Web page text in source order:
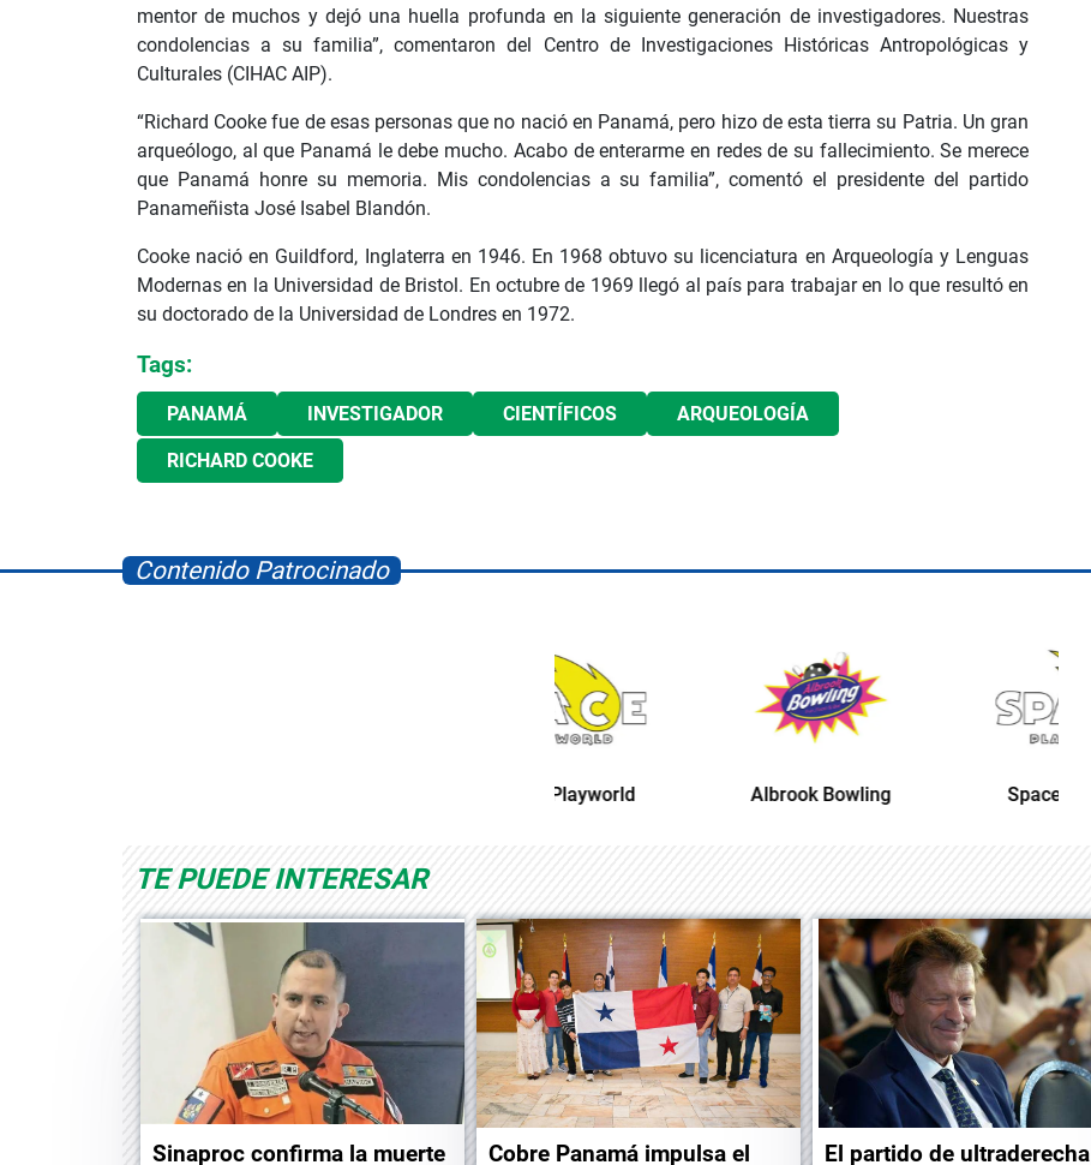
mentor de muchos y dejó una huella profunda en la siguiente generación de investigadores. Nuestras
condolencias a su familia”, comentaron del Centro de Investigaciones Históricas Antropológicas y
Culturales (CIHAC AIP).
“Richard Cooke fue de esas personas que no nació en Panamá, pero hizo de esta tierra su Patria. Un gran
arqueólogo, al que Panamá le debe mucho. Acabo de enterarme en redes de su fallecimiento. Se merece
que Panamá honre su memoria. Mis condolencias a su familia”, comentó el presidente del partido
Panameñista José Isabel Blandón.
Cooke nació en Guildford, Inglaterra en 1946. En 1968 obtuvo su licenciatura en Arqueología y Lenguas
Modernas en la Universidad de Bristol. En octubre de 1969 llegó al país para trabajar en lo que resultó en
su doctorado de la Universidad de Londres en 1972.
Tags:
PANAMÁ INVESTIGADOR CIENTÍFICOS ARQUEOLOGÍA
RICHARD COOKE
Contenido Patrocinado
Albrook Bowling Space Playworld
TE PUEDE INTERESAR
Sinaproc confirma la muerte Cobre Panamá impulsa el El partido de ultraderecha